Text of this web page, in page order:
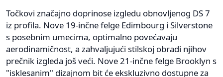
Točkovi značajno doprinose izgledu obnovljenog DS 7
iz profila. Nove 19-inčne felge Edimbourg i Silverstone
s posebnim umecima, optimalno povećavaju
aerodinamičnost, a zahvaljujući stilskoj obradi njihov
prečnik izgleda još veći. Nove 21-inčne felge Brooklyn s
"isklesanim" dizajnom bit će ekskluzivno dostupne za